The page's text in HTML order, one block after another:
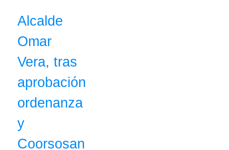
Alcalde
Omar
Vera, tras
aprobación
ordenanza
y
Coorsosan